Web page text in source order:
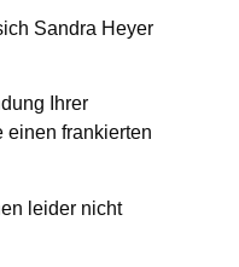
Sandra Heyer
Ihrer
einen frankierten
leider nicht